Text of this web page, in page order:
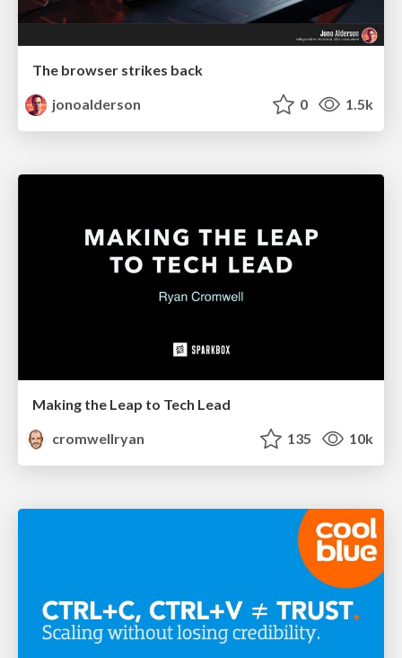
The browser strikes back
jonoalderson
0 1.5k
Making the Leap to Tech Lead
cromwellryan
135 10k